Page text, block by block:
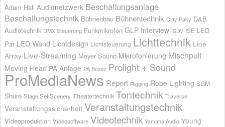
Adam Hall Audionetzwerk Beschallungsanlage
Beschallungstechnik Bühnenbau Bühnentechnik Clay Paky D&B
Audiotechnik DMX Steuerung Funkmikrofon GLP Interview ISDV ISE LED
Par LED Wand Lichtdesign Lichtsteuerung Lichttechnik Line
Array Live-Streaming Meyer Sound Mikrofonierung Mischpult
Moving Head PA Anlage PA Boxen Prolight + Sound
ProMediaNews Report Rigging Robe Lighting SGM
Shure Stage|Set|Scenery Theatertechnik Tontechnik Traverse
Veranstaltungssicherheit Veranstaltungstechnik
Videoproduktion Videosoftware Videotechnik Yamaha Audio Young